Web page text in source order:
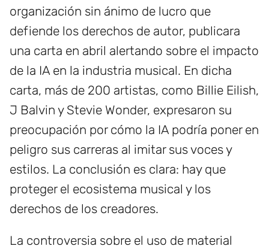
organización sin ánimo de lucro que
defiende los derechos de autor, publicara
una carta en abril alertando sobre el impacto
de la IA en la industria musical. En dicha
carta, más de 200 artistas, como Billie Eilish,
J Balvin y Stevie Wonder, expresaron su
preocupación por cómo la IA podría poner en
peligro sus carreras al imitar sus voces y
estilos. La conclusión es clara: hay que
proteger el ecosistema musical y los
derechos de los creadores.
La controversia sobre el uso de material